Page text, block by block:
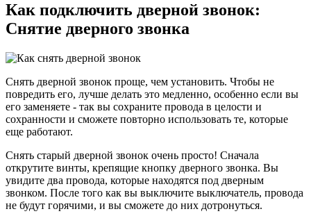
Как подключить дверной звонок:
Снятие дверного звонка
Снять дверной звонок проще, чем установить. Чтобы не
повредить его, лучше делать это медленно, особенно если вы
его заменяете - так вы сохраните провода в целости и
сохранности и сможете повторно использовать те, которые
еще работают.
Снять старый дверной звонок очень просто! Сначала
открутите винты, крепящие кнопку дверного звонка. Вы
увидите два провода, которые находятся под дверным
звонком. После того как вы выключите выключатель, провода
не будут горячими, и вы сможете до них дотронуться.